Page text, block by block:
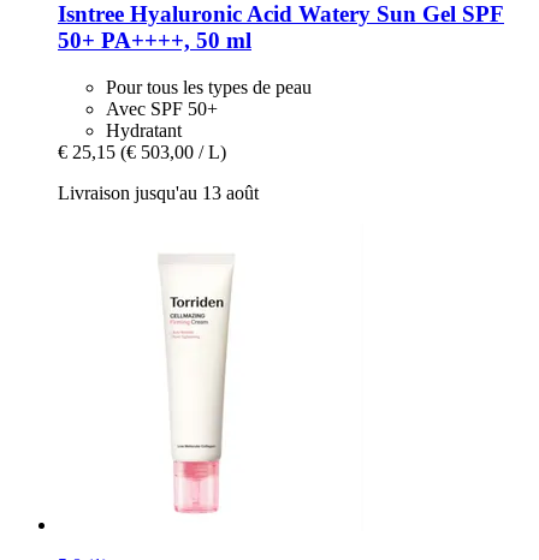
Isntree Hyaluronic Acid Watery Sun Gel SPF
50+ PA++++, 50 ml
Pour tous les types de peau
Avec SPF 50+
Hydratant
€ 25,15 (€ 503,00 / L)
Livraison jusqu'au 13 août